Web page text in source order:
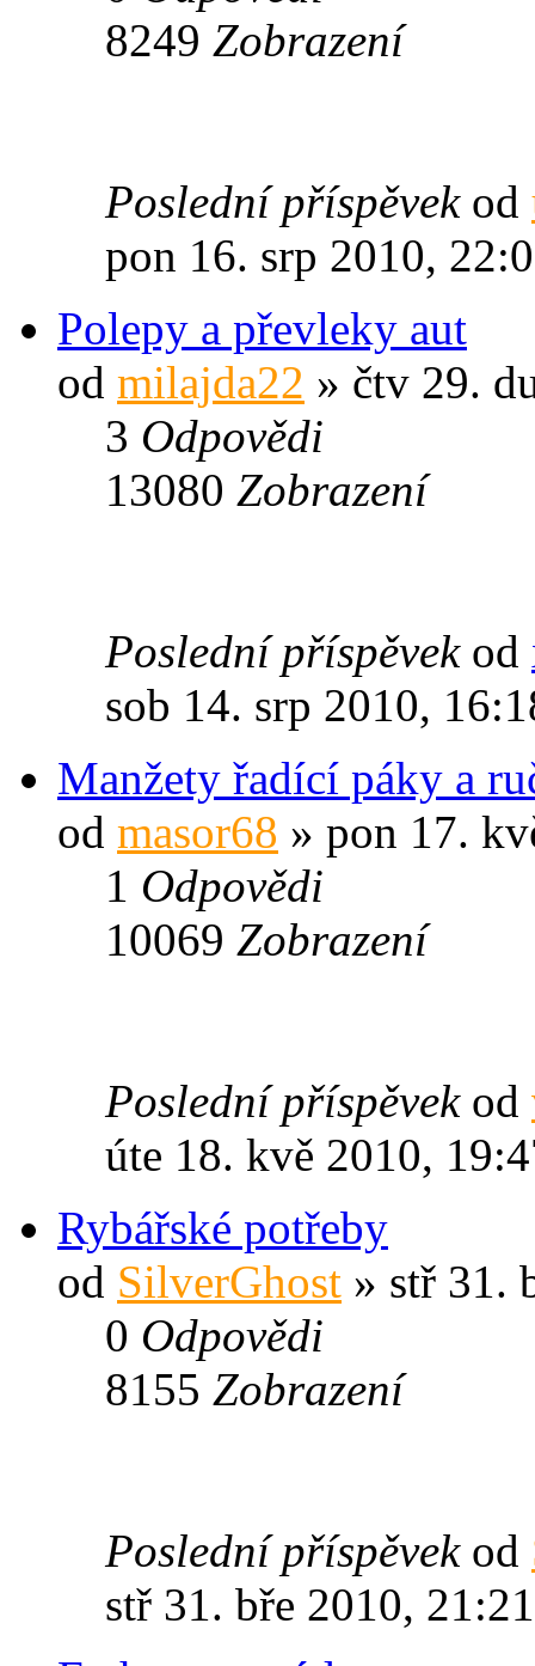
8249 Zobrazení
Poslední příspěvek od
pon 16. srp 2010,
Polepy a převleky aut
od milajda22 » čtv 29.
3 Odpovědi
13080 Zobrazení
Poslední příspěvek od
sob 14. srp 2010,
Manžety řadící páky a
od masor68 » pon 17.
1 Odpovědi
10069 Zobrazení
Poslední příspěvek od
úte 18. kvě 2010,
Rybářské potřeby
od SilverGhost » stř 31.
0 Odpovědi
8155 Zobrazení
Poslední příspěvek od
stř 31. bře 2010, 21:21